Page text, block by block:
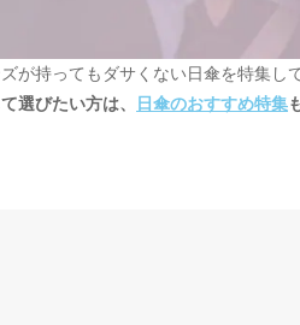
が持ってもダサくない日傘を特集し
選びたい方は、
日傘のおすすめ特集